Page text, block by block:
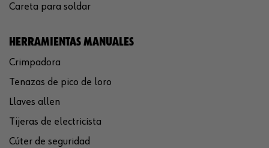
Careta para soldar
HERRAMIENTAS MANUALES
Crimpadora
Tenazas de pico de loro
Llaves allen
Tijeras de electricista
Cúter de seguridad